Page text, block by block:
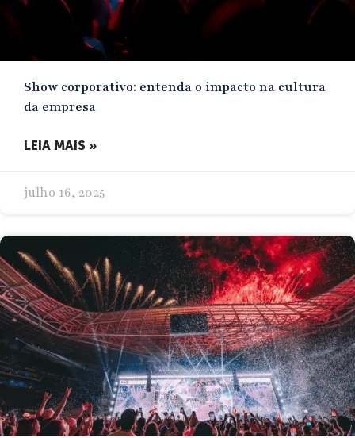
Show corporativo: entenda o impacto na cultura
da empresa
LEIA MAIS »
julho 16, 2025